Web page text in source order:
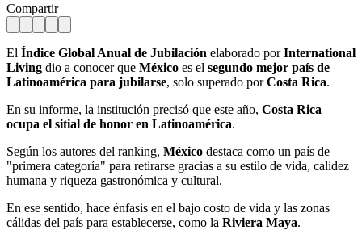
Compartir
El Índice Global Anual de Jubilación elaborado porInternational
Living dio a conocer que México es el segundo mejor país de
Latinoamérica para jubilarse, solo superado porCosta Rica.
En su informe, la institución precisó que este año, Costa Rica
ocupa el sitial de honor en Latinoamérica.
Según los autores del ranking, México destaca como un país de
"primera categoría" para retirarse gracias a su estilo de vida, calidez
humana y riqueza gastronómica y cultural.
En ese sentido, hace énfasis en el bajo costo de vida y las zonas
cálidas del país para establecerse, como la Riviera Maya.